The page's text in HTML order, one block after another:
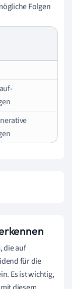
Folgen
, die auf
für die
Es ist wichtig,